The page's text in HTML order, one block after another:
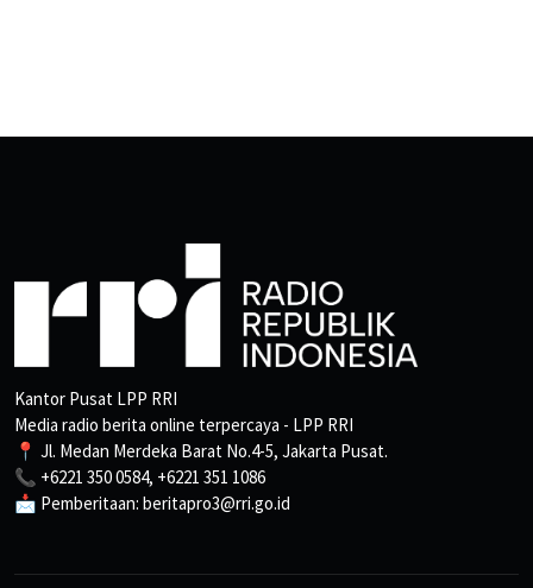
Kantor Pusat LPP RRI
Media radio berita online terpercaya - LPP RRI
📍 Jl. Medan Merdeka Barat No.4-5, Jakarta Pusat.
📞 +6221 350 0584, +6221 351 1086
📩 Pemberitaan: beritapro3@rri.go.id